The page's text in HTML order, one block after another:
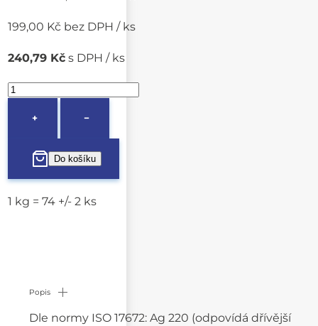
199,00 Kč bez DPH / ks
240,79 Kč s DPH / ks
+ −
1 kg = 74 +/- 2 ks
Popis
Dle normy ISO 17672: Ag 220 (odpovídá dřívější